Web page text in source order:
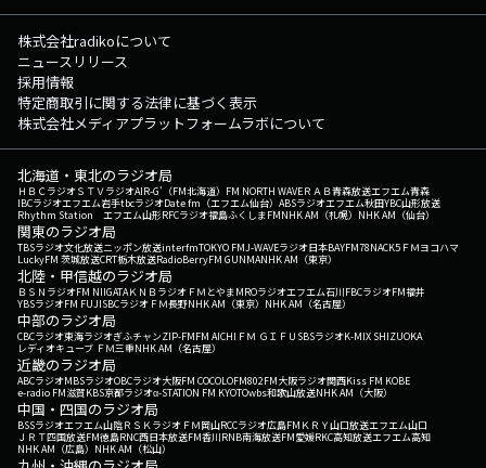
株式会社radikoについて
ニュースリリース
採用情報
特定商取引に関する法律に基づく表示
株式会社メディアプラットフォームラボについて
北海道・東北のラジオ局
ＨＢＣラジオＳＴＶラジオAIR-G'（FM北海道） FM NORTH WAVEＲＡＢ青森放送エフエム青森
IBCラジオエフエム岩手tbcラジオDate fm（エフエム仙台） ABSラジオエフエム秋田YBC山形放送
Rhythm Station エフエム山形RFCラジオ福島ふくしまFMNHK AM（札幌） NHK AM（仙台）
関東のラジオ局
TBSラジオ文化放送ニッポン放送interfmTOKYO FMJ-WAVEラジオ日本BAYFM78NACK5 ＦＭヨコハマ
LuckyFM 茨城放送CRT栃木放送RadioBerryFM GUNMANHK AM（東京）
北陸・甲信越のラジオ局
ＢＳＮラジオFM NIIGATAＫＮＢラジオ ＦＭとやまMROラジオエフエム石川FBCラジオFM福井
YBSラジオFM FUJISBCラジオ ＦＭ長野NHK AM（東京） NHK AM（名古屋）
中部のラジオ局
CBCラジオ東海ラジオぎふチャンZIP-FMFM AICHI ＦＭ ＧＩＦＵ SBSラジオK-MIX SHIZUOKA
レディオキューブ ＦＭ三重NHK AM（名古屋）
近畿のラジオ局
ABCラジオMBSラジオOBCラジオ大阪FM COCOLOFM802FM大阪ラジオ関西Kiss FM KOBE
e-radio FM滋賀KBS京都ラジオα-STATION FM KYOTOwbs和歌山放送NHK AM（大阪）
中国・四国のラジオ局
BSSラジオエフエム山陰ＲＳＫラジオ ＦＭ岡山RCCラジオ広島FM ＫＲＹ山口放送エフエム山口
ＪＲＴ四国放送FM徳島RNC西日本放送FM香川RNB南海放送FM愛媛RKC高知放送エフエム高知
NHK AM（広島） NHK AM（松山）